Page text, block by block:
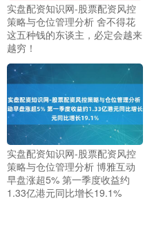
实盘配资知识网-股票配资风控
策略与仓位管理分析 舍不得花
这五种钱的东谈主，必定会越来
越穷！
实盘配资知识网-股票配资风控
策略与仓位管理分析 博雅互动
早盘涨超5% 第一季度收益约
1.33亿港元同比增长19.1%
上证综指 3966.59